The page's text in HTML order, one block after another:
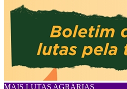
MAIS LUTAS AGRÁRIAS